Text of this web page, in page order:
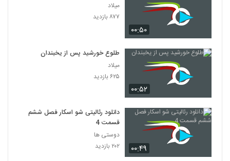
۰۰:۵۰
میلاد
۸۷۷ بازدید
۰۰:۵۲
طلوع خورشید پس از یخبندان
میلاد
۶۲۵ بازدید
۰۰:۴۹
دانلود رئالیتی شو اسکار فصل ششم
قسمت 4
دوستی ها
۲۰۲ بازدید